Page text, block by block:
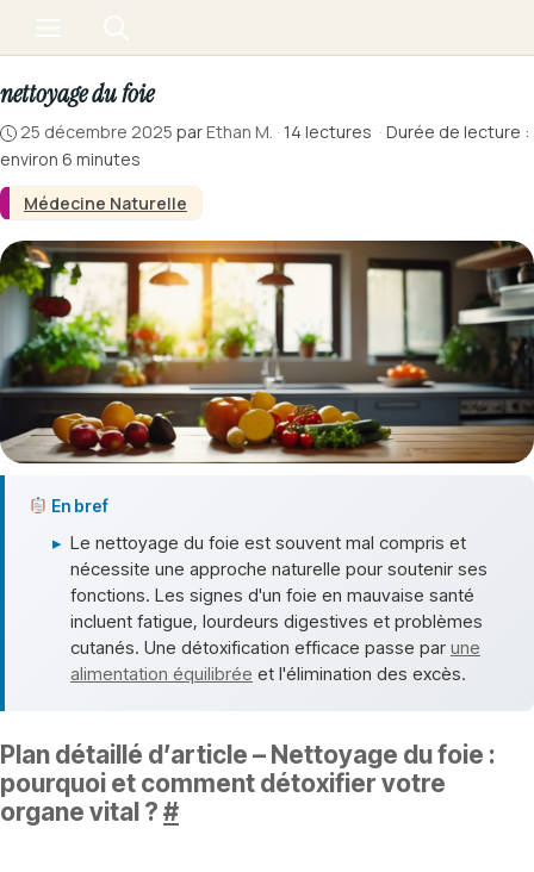
Médecine Naturelle
nettoyage du foie
25 décembre 2025 par Ethan M. · 14 lectures · Durée de lecture :
environ 6 minutes
En bref
▸ Le nettoyage du foie est souvent mal compris et
nécessite une approche naturelle pour soutenir ses
fonctions. Les signes d'un foie en mauvaise santé
incluent fatigue, lourdeurs digestives et problèmes
cutanés. Une détoxification efficace passe par une
alimentation équilibrée et l'élimination des excès.
Plan détaillé d’article – Nettoyage du foie :
pourquoi et comment détoxifier votre
organe vital ? #